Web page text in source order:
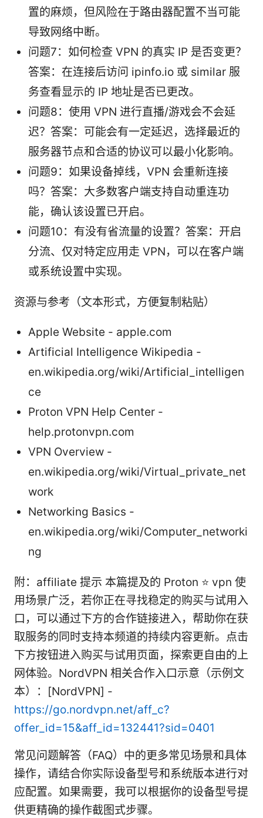
置的麻烦，但风险在于路由器配置不当可能
导致网络中断。
问题7：如何检查 VPN 的真实 IP 是否变更？
答案：在连接后访问 ipinfo.io 或 similar 服
务查看显示的 IP 地址是否已更改。
问题8：使用 VPN 进行直播/游戏会不会延
迟？答案：可能会有一定延迟，选择最近的
服务器节点和合适的协议可以最小化影响。
问题9：如果设备掉线，VPN 会重新连接
吗？答案：大多数客户端支持自动重连功
能，确认该设置已开启。
问题10：有没有省流量的设置？答案：开启
分流、仅对特定应用走 VPN，可以在客户端
或系统设置中实现。
资源与参考（文本形式，方便复制粘贴）
Apple Website - apple.com
Artificial Intelligence Wikipedia -
en.wikipedia.org/wiki/Artificial_intelligen
ce
Proton VPN Help Center -
help.protonvpn.com
VPN Overview -
en.wikipedia.org/wiki/Virtual_private_net
work
Networking Basics -
en.wikipedia.org/wiki/Computer_networki
ng
附：affiliate 提示 本篇提及的 Proton ⭐ vpn 使
用场景广泛，若你正在寻找稳定的购买与试用入
口，可以通过下方的合作链接进入，帮助你在获
取服务的同时支持本频道的持续内容更新。点击
下方按钮进入购买与试用页面，探索更自由的上
网体验。NordVPN 相关合作入口示意（示例文
本）：[NordVPN] -
https://go.nordvpn.net/aff_c?
offer_id=15&aff_id=132441?sid=0401
常见问题解答（FAQ）中的更多常见场景和具体
操作，请结合你实际设备型号和系统版本进行对
应配置。如果需要，我可以根据你的设备型号提
供更精确的操作截图式步骤。